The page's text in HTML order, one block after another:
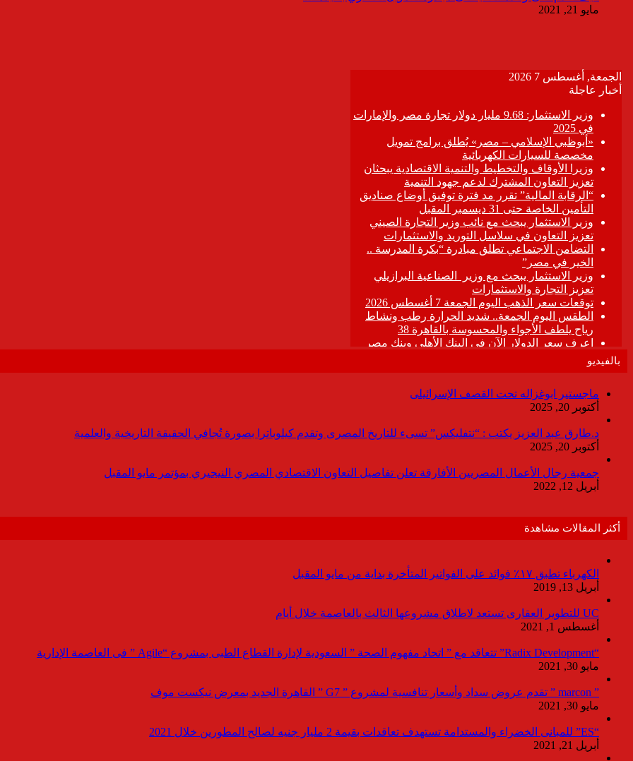
مايو 21, 2021
بالفيديو
ماجستير ابوغزاله تحت القصف الإسرائيلى
أكتوبر 20, 2025
د.طارق عبد العزيز يكتب : “نتفليكس” تسىء للتاريخ المصرى وتقدم كيلوباترا بصورة تُجافي الحقيقة التاريخية والعلمية
أكتوبر 20, 2025
جمعية رجال الأعمال المصريين الأفارقة تعلن تفاصيل التعاون الاقتصادي المصري النيجيري بمؤتمر مايو المقبل
أبريل 12, 2022
أكثر المقالات مشاهدة
الكهرباء تطبق ١٧٪ فوائد على الفواتير المتأخرة بداية من مايو المقبل
أبريل 13, 2019
UC للتطوير العقارى تستعد لاطلاق مشروعها الثالث بالعاصمة خلال أيام
أغسطس 1, 2021
“Radix Development” تتعاقد مع ” اتحاد مفهوم الصحة ” السعودية لإدارة القطاع الطبى بمشروع “Agile ” فى العاصمة الإدارية
مايو 30, 2021
” marcon ” تقدم عروض سداد وأسعار تنافسية لمشروع ” G7 ” القاهرة الجديد بمعرض نيكست موف
مايو 30, 2021
“ES” للمبانى الخضراء والمستدامة تستهدف تعاقدات بقيمة 2 مليار جنيه لصالح المطورين خلال 2021
أبريل 21, 2021